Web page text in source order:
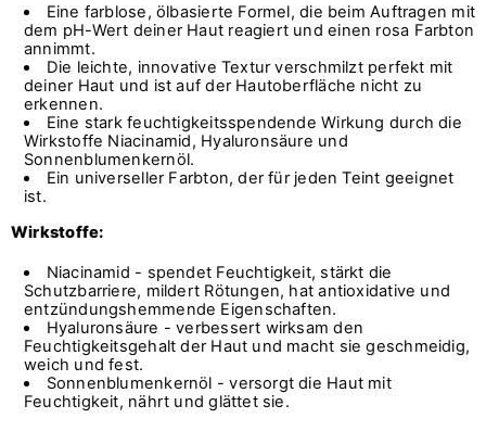
Eine farblose, ölbasierte Formel, die beim Auftragen mit
dem pH-Wert deiner Haut reagiert und einen rosa Farbton
annimmt.
Die leichte, innovative Textur verschmilzt perfekt mit
deiner Haut und ist auf der Hautoberfläche nicht zu
erkennen.
Eine stark feuchtigkeitsspendende Wirkung durch die
Wirkstoffe Niacinamid, Hyaluronsäure und
Sonnenblumenkernöl.
Ein universeller Farbton, der für jeden Teint geeignet
ist.
Wirkstoffe:
Niacinamid - spendet Feuchtigkeit, stärkt die
Schutzbarriere, mildert Rötungen, hat antioxidative und
entzündungshemmende Eigenschaften.
Hyaluronsäure - verbessert wirksam den
Feuchtigkeitsgehalt der Haut und macht sie geschmeidig,
weich und fest.
Sonnenblumenkernöl - versorgt die Haut mit
Feuchtigkeit, nährt und glättet sie.